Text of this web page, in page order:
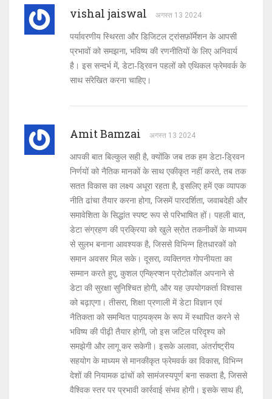
vishal jaiswal अगस्त 13 2024
पर्यावरणीय स्थिरता और डिजिटल ट्रांसफ़ॉर्मेशन के आपसी
प्रभावों को समझना, भविष्य की रणनीतियों के लिए अनिवार्य
है। इस सन्दर्भ में, डेटा‑ड्रिवन पहलों को एथिकल फ्रेमवर्क के
साथ संरेखित करना चाहिए।
Amit Bamzai अगस्त 13 2024
आपकी बात बिल्कुल सही है, क्योंकि जब तक हम डेटा‑ड्रिवन
निर्णयों को नैतिक मानकों के साथ एकीकृत नहीं करते, तब तक
सतत विकास का लक्ष्य अधूरा रहता है, इसलिए हमें एक व्यापक
नीति ढांचा तैयार करना होगा, जिसमें पारदर्शिता, जवाबदेही और
समावेशिता के सिद्धांत स्पष्ट रूप से परिभाषित हों। पहली बात,
डेटा संग्रहण की प्रक्रिया को खुले स्रोत तकनीकों के माध्यम
से सुलभ बनाना आवश्यक है, जिससे विभिन्न हितधारकों को
समान अवसर मिल सके। दूसरा, व्यक्तिगत गोपनीयता का
सम्मान करते हुए, कुशल एन्क्रिप्शन प्रोटोकॉल अपनाने से
डेटा की सुरक्षा सुनिश्चित होगी, और यह उपयोगकर्ता विश्वास
को बढ़ाएगा। तीसरा, शिक्षा प्रणाली में डेटा विज्ञान एवं
नैतिकता को समन्वित पाठ्यक्रम के रूप में स्थापित करने से
भविष्य की पीढ़ी तैयार होगी, जो इस जटिल परिदृश्य को
समझेगी और लागू कर सकेगी। इसके अलावा, अंतर्राष्ट्रीय
सहयोग के माध्यम से मानकीकृत फ्रेमवर्क का विकास, विभिन्न
देशों की नियामक ढांचों को सामंजस्यपूर्ण बना सकता है, जिससे
वैश्विक स्तर पर प्रभावी कार्रवाई संभव होगी। इसके साथ ही,